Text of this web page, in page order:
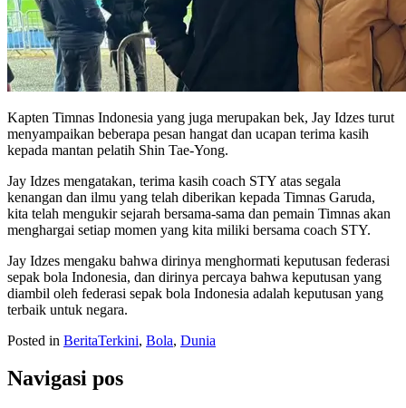
Kapten Timnas Indonesia yang juga merupakan bek, Jay Idzes turut
menyampaikan beberapa pesan hangat dan ucapan terima kasih
kepada mantan pelatih Shin Tae-Yong.
Jay Idzes mengatakan, terima kasih coach STY atas segala
kenangan dan ilmu yang telah diberikan kepada Timnas Garuda,
kita telah mengukir sejarah bersama-sama dan pemain Timnas akan
menghargai setiap momen yang kita miliki bersama coach STY.
Jay Idzes mengaku bahwa dirinya menghormati keputusan federasi
sepak bola Indonesia, dan dirinya percaya bahwa keputusan yang
diambil oleh federasi sepak bola Indonesia adalah keputusan yang
terbaik untuk negara.
Posted in BeritaTerkini, Bola, Dunia
Navigasi pos